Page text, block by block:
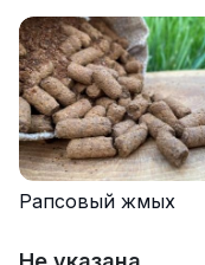
Рапсовый жмых